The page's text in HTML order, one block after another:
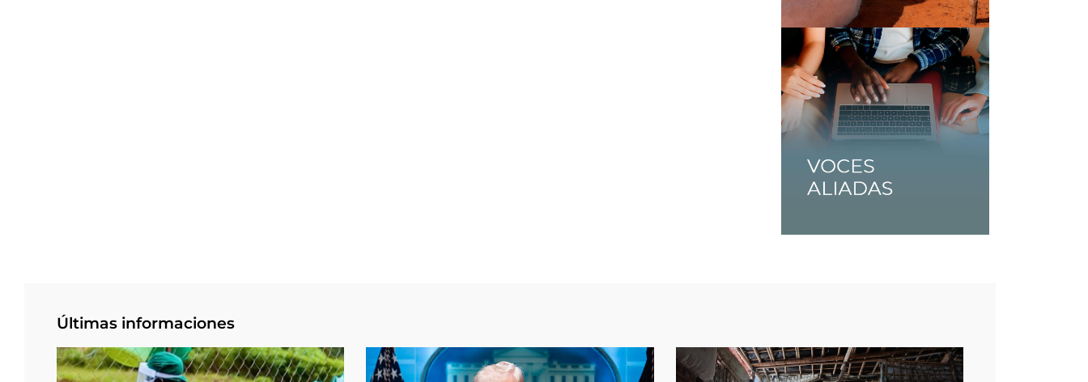
Últimas informaciones